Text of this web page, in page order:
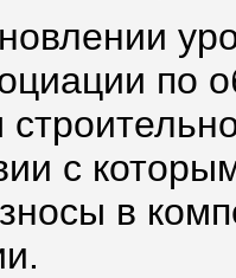
по
с
в